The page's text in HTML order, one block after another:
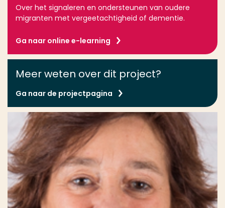
Over het signaleren en ondersteunen van oudere
migranten met vergeetachtigheid of dementie.
Ga naar online e-learning
Meer weten over dit project?
Ga naar de projectpagina